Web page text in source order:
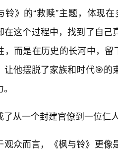
铃》的“救赎”主题，体现
在这个过程中，找到了自
，而是在历史的长河中，
让他摆脱了家族和时代🎯
了从一个封建官僚到一位仁
观众而言，《枫与铃》更